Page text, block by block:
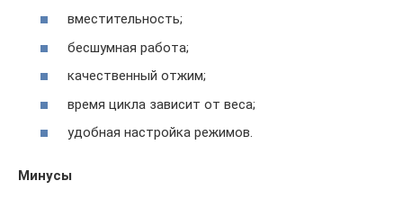
вместительность;
бесшумная работа;
качественный отжим;
время цикла зависит от веса;
удобная настройка режимов.
Минусы